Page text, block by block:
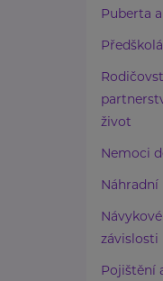
Puberta
život
Nemoci
Náhradní
závislosti
Pojištění